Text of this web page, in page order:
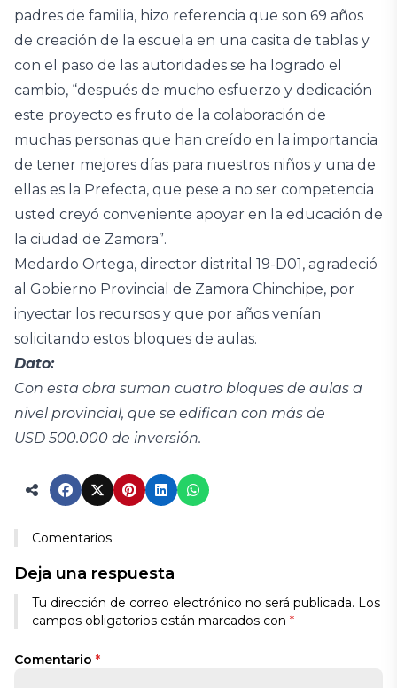
padres de familia, hizo referencia que son 69 años
de creación de la escuela en una casita de tablas y
con el paso de las autoridades se ha logrado el
cambio, “después de mucho esfuerzo y dedicación
este proyecto es fruto de la colaboración de
muchas personas que han creído en la importancia
de tener mejores días para nuestros niños y una de
ellas es la Prefecta, que pese a no ser competencia
usted creyó conveniente apoyar en la educación de
la ciudad de Zamora”.
Medardo Ortega, director distrital 19-D01, agradeció
al Gobierno Provincial de Zamora Chinchipe, por
inyectar los recursos y que por años venían
solicitando estos bloques de aulas.
Dato:
Con esta obra suman cuatro bloques de aulas a
nivel provincial, que se edifican con más de
USD 500.000 de inversión.
Comentarios
Deja una respuesta
Tu dirección de correo electrónico no será publicada. Los
campos obligatorios están marcados con *
Comentario *
Alternative: